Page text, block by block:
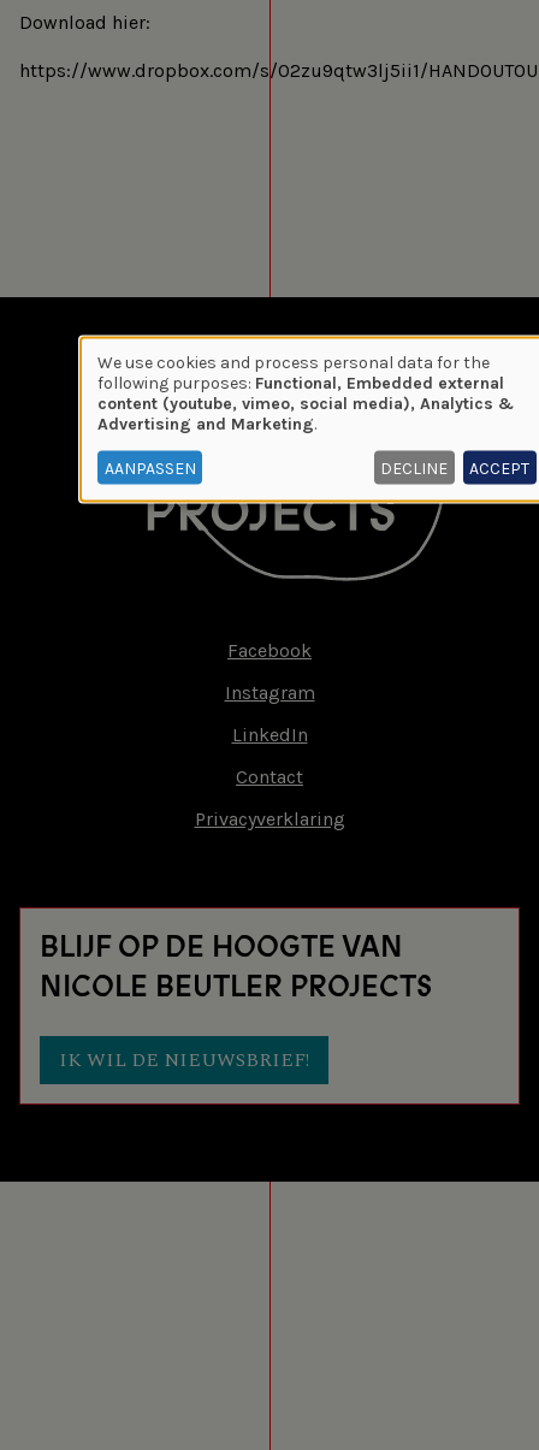
Download hier:
https://www.dropbox.com/s/02zu9qtw3lj5ii1/
Facebook
Instagram
LinkedIn
Contact
Privacyverklaring
BLIJF OP DE HOOGTE VAN
NICOLE BEUTLER PROJECTS
IK WIL DE NIEUWSBRIEF!
Use
of
personal
data
and
cookies
We use cookies and process personal data for the
following purposes: Functional, Embedded external
content (youtube, vimeo, social media), Analytics &
Advertising and Marketing.
AANPASSEN DECLINE ACCEPT